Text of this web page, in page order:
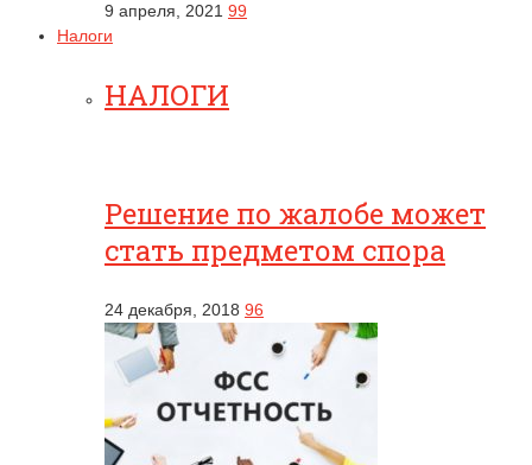
9 апреля, 2021 99
Налоги
НАЛОГИ
Решение по жалобе может
стать предметом спора
24 декабря, 2018 96